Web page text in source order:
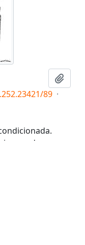
89 ·
apurada a